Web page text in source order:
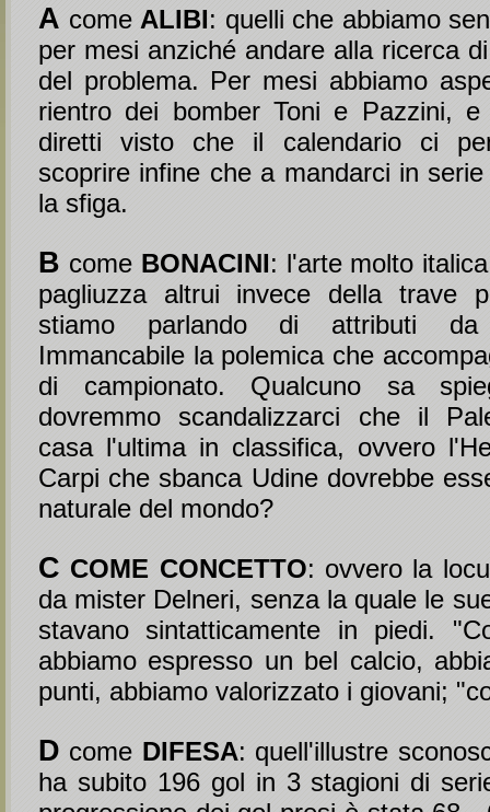
A comeALIBI: quelli che abbiamo
per mesi anziché andare alla ricerca
del problema. Per mesi abbiamo
rientro dei bomber Toni e Pazzini,
diretti visto che il calendario ci
scoprire infine che a mandarci in
la sfiga.
B come BONACINI: l'arte molto
pagliuzza altrui invece della trave
stiamo parlando di attributi
Immancabile la polemica che
di campionato. Qualcuno sa
dovremmo scandalizzarci che il
casa l'ultima in classifica, ovvero
Carpi che sbanca Udine dovrebbe
naturale del mondo?
C COME CONCETTO: ovvero la
da mister Delneri, senza la quale le
stavano sintatticamente in piedi.
abbiamo espresso un bel calcio,
punti, abbiamo valorizzato i giovani;
D come DIFESA: quell'illustre
ha subito 196 gol in 3 stagioni di